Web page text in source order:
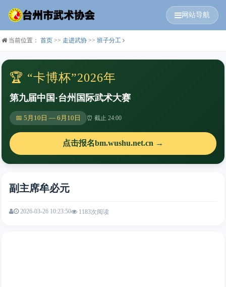
网站导航
当前位置： 首页 >> 走进武协 >> 班子分工
🏆 “卡博杯”2026年
第九届中国·台州国际武术大赛
📅 5月10日 — 6月10日 ⏰ 截止 24:00
点击报名bm.wushu.net.cn →
副主席牟必元
2026-03-26 10:23:50 1183次阅读